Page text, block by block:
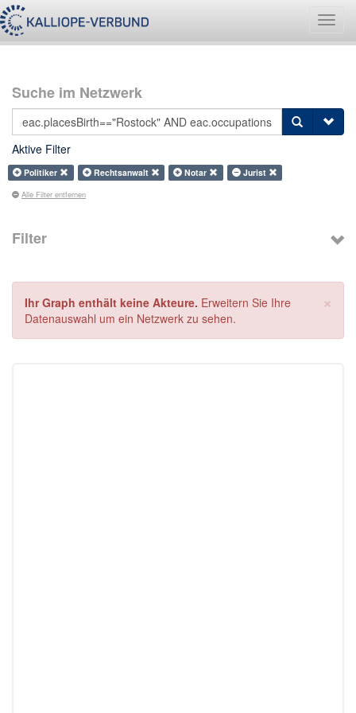
Suche im Netzwerk
Aktive Filter
Politiker Rechtsanwalt Notar Jurist
Alle Filter entfernen
Filter
×
Ihr Graph enthält keine Akteure. Erweitern Sie Ihre
Datenauswahl um ein Netzwerk zu sehen.